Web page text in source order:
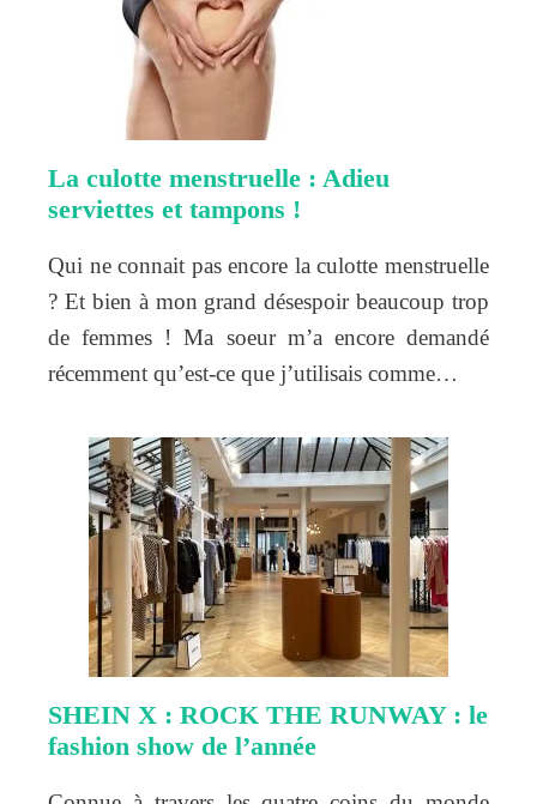
La culotte menstruelle : Adieu
serviettes et tampons !
Qui ne connait pas encore la culotte menstruelle
? Et bien à mon grand désespoir beaucoup trop
de femmes ! Ma soeur m’a encore demandé
récemment qu’est-ce que j’utilisais comme…
SHEIN X : ROCK THE RUNWAY : le
fashion show de l’année